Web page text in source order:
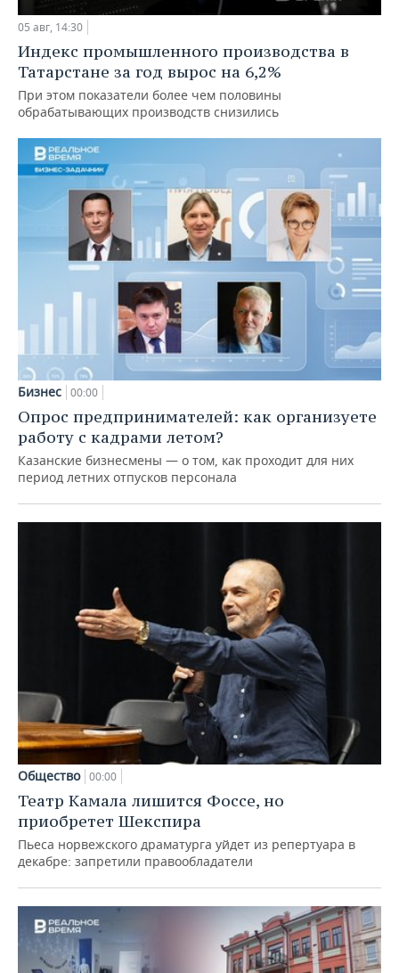
05 авг, 14:30
Индекс промышленного производства в
Татарстане за год вырос на 6,2%
При этом показатели более чем половины
обрабатывающих производств снизились
Бизнес 00:00
Опрос предпринимателей: как организуете
работу с кадрами летом?
Казанские бизнесмены — о том, как проходит для них
период летних отпусков персонала
Общество 00:00
Театр Камала лишится Фоссе, но
приобретет Шекспира
Пьеса норвежского драматурга уйдет из репертуара в
декабре: запретили правообладатели